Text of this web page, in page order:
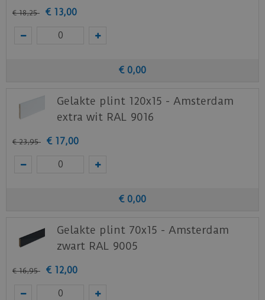
€ 18,25 € 13,00
€ 0,00
Gelakte plint 120x15 - Amsterdam
extra wit RAL 9016
€ 23,95 € 17,00
€ 0,00
Gelakte plint 70x15 - Amsterdam
zwart RAL 9005
€ 16,95 € 12,00